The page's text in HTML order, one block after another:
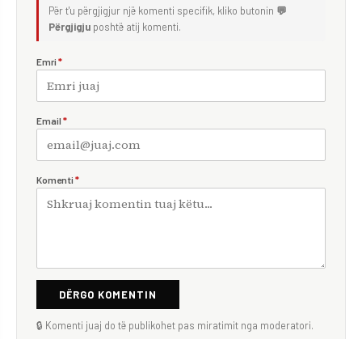
Për t'u përgjigjur një komenti specifik, kliko butonin 💬
Përgjigju poshtë atij komenti.
Emri *
Email *
Komenti *
DËRGO KOMENTIN
🔒 Komenti juaj do të publikohet pas miratimit nga moderatori.